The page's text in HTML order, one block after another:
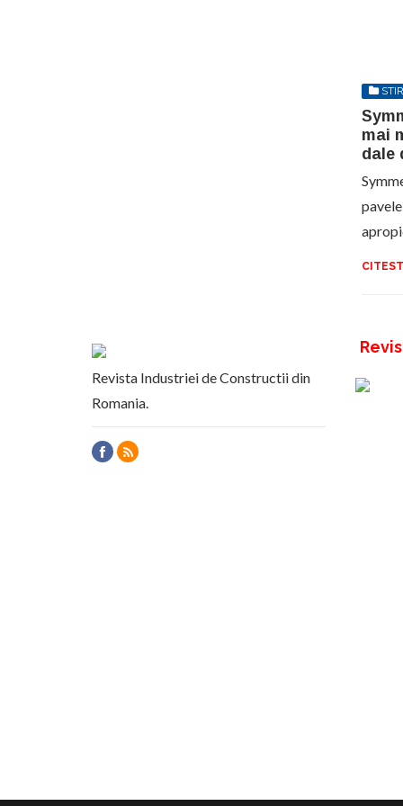
mai
dale
Revista Industriei de Constructii din
Romania.